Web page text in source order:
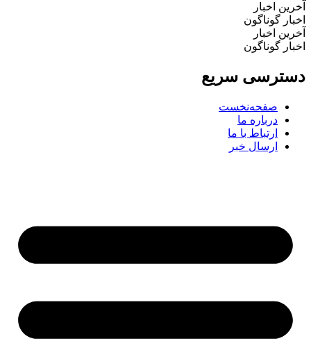
آخرین اخبار
اخبار گوناگون
آخرین اخبار
اخبار گوناگون
دسترسی سریع
صفحه‌نخست
درباره ما
ارتباط با ما
ارسال خبر